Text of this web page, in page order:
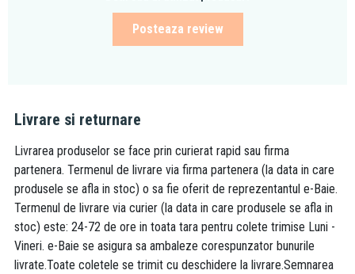
Posteaza review
Livrare si returnare
Livrarea produselor se face prin curierat rapid sau firma
partenera. Termenul de livrare via firma partenera (la data in care
produsele se afla in stoc) o sa fie oferit de reprezentantul e-Baie.
Termenul de livrare via curier (la data in care produsele se afla in
stoc) este: 24-72 de ore in toata tara pentru colete trimise Luni -
Vineri. e-Baie se asigura sa ambaleze corespunzator bunurile
livrate.Toate coletele se trimit cu deschidere la livrare.Semnarea